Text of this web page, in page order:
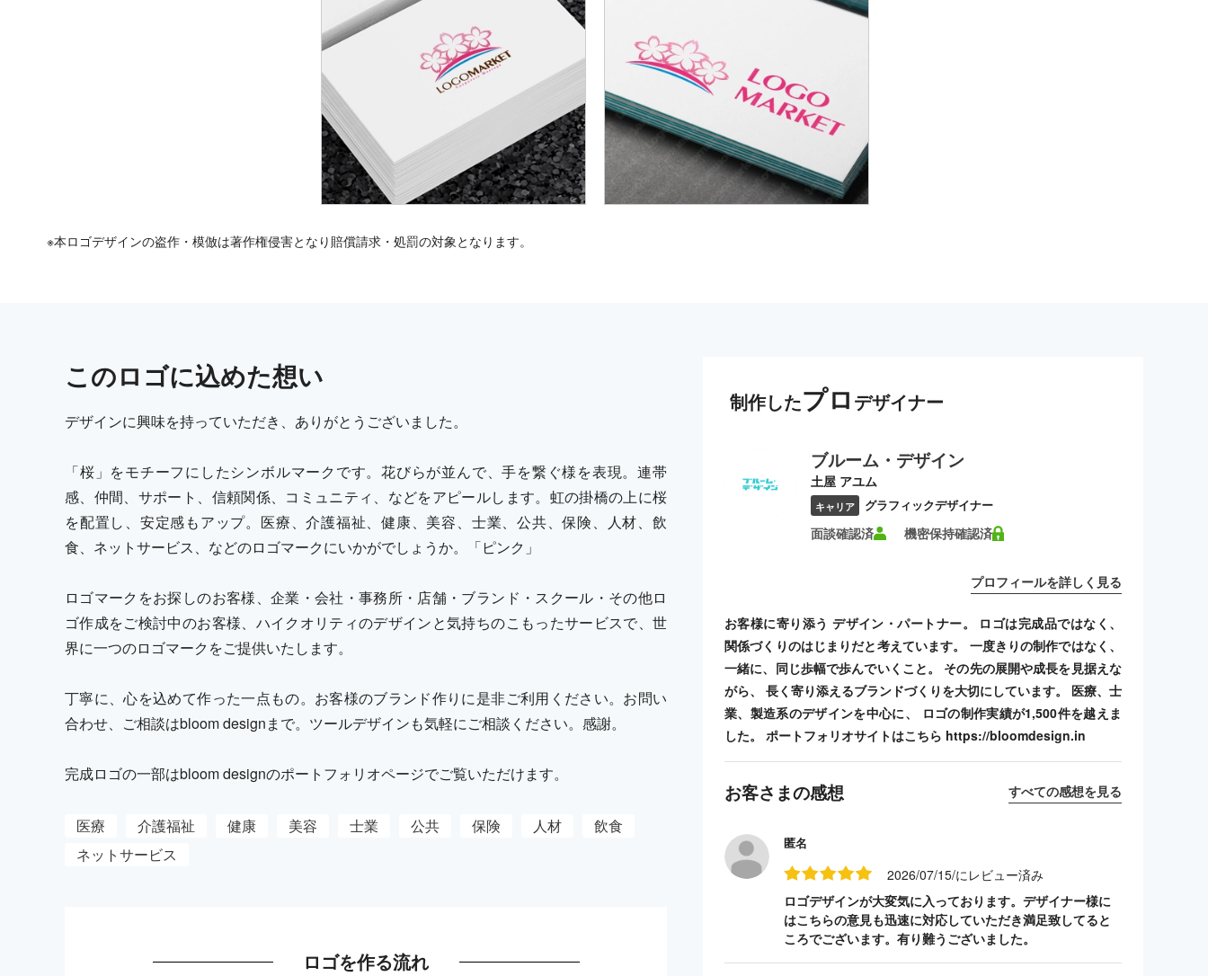
※本ロゴデザインの盗作・模倣は著作権侵害となり賠償請求・処罰の対象となります。
このロゴに込めた想い
デザインに興味を持っていただき、ありがとうございました。
「桜」をモチーフにしたシンボルマークです。花びらが並んで、手を繋ぐ様を表現。連帯
感、仲間、サポート、信頼関係、コミュニティ、などをアピールします。虹の掛橋の上に桜
を配置し、安定感もアップ。医療、介護福祉、健康、美容、士業、公共、保険、人材、飲
食、ネットサービス、などのロゴマークにいかがでしょうか。「ピンク」
ロゴマークをお探しのお客様、企業・会社・事務所・店舗・ブランド・スクール・その他ロ
ゴ作成をご検討中のお客様、ハイクオリティのデザインと気持ちのこもったサービスで、世
界に一つのロゴマークをご提供いたします。
丁寧に、心を込めて作った一点もの。お客様のブランド作りに是非ご利用ください。お問い
合わせ、ご相談はbloom designまで。ツールデザインも気軽にご相談ください。感謝。
完成ロゴの一部はbloom designのポートフォリオページでご覧いただけます。
医療 介護福祉 健康 美容 士業 公共 保険 人材
飲食
ネットサービス
ロゴを作る流れ
制作したプロ デザイナー
ブルーム・デザイン
土屋 アユム
キャリア グラフィックデザイナー
面談確認済 機密保持確認済
プロフィールを詳しく見る
お客様に寄り添う デザイン・パートナー。 ロゴは完成品ではなく、
関係づくりのはじまりだと考えています。 一度きりの制作ではなく、
一緒に、同じ歩幅で歩んでいくこと。 その先の展開や成長を見据えな
がら、 長く寄り添えるブランドづくりを大切にしています。 医療、士
業、製造系のデザインを中心に、 ロゴの制作実績が1,500件を越えま
した。 ポートフォリオサイトはこちら https://bloomdesign.in
お客さまの感想 すべての感想を見る
匿名
2026/07/15/にレビュー済み
ロゴデザインが大変気に入っております。デザイナー様に
はこちらの意見も迅速に対応していただき満足致してると
ころでございます。有り難うございました。